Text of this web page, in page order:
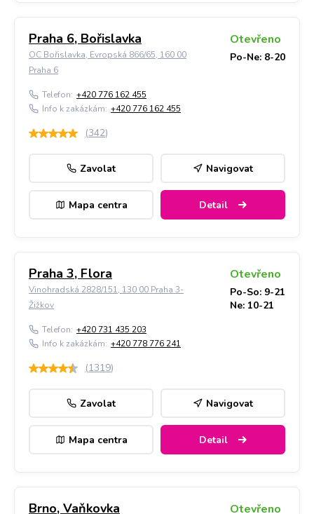
Praha 6, Bořislavka
OC Bořislavka, Evropská 866/65, 160 00
Praha 6
Otevřeno
Po-Ne: 8-20
Telefon: +420 776 162 455
Info k zakázkám: +420 776 162 455
(342)
Zavolat Navigovat
Mapa centra Detail
Praha 3, Flora
Vinohradská 2828/151, 130 00 Praha 3-
Žižkov
Otevřeno
Po-So: 9-21
Ne: 10-21
Telefon: +420 731 435 203
Info k zakázkám: +420 778 776 241
(1319)
Zavolat Navigovat
Mapa centra Detail
Brno, Vaňkovka Otevřeno